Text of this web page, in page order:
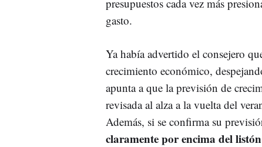
presupuestos cada vez más
gasto.
Ya había advertido el consejero
crecimiento económico,
apunta a que la previsión de
revisada al alza a la vuelta del
Además, si se confirma su
claramente por encima del